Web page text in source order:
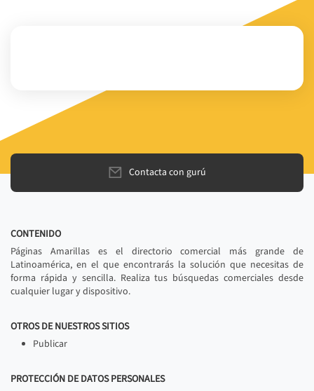
Contacta con gurú
CONTENIDO
Páginas Amarillas es el directorio comercial más grande de
Latinoamérica, en el que encontrarás la solución que necesitas de
forma rápida y sencilla. Realiza tus búsquedas comerciales desde
cualquier lugar y dispositivo.
OTROS DE NUESTROS SITIOS
Publicar
PROTECCIÓN DE DATOS PERSONALES